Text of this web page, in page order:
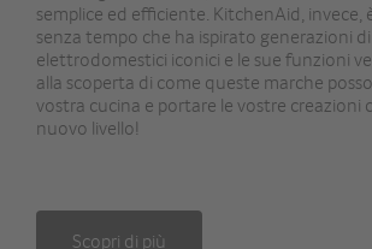
semplice ed efficiente. KitchenAid, invece,
senza tempo che ha ispirato generazioni
elettrodomestici iconici e le sue funzioni
alla scoperta di come queste marche
vostra cucina e portare le vostre creazioni
nuovo livello!
Scopri di più